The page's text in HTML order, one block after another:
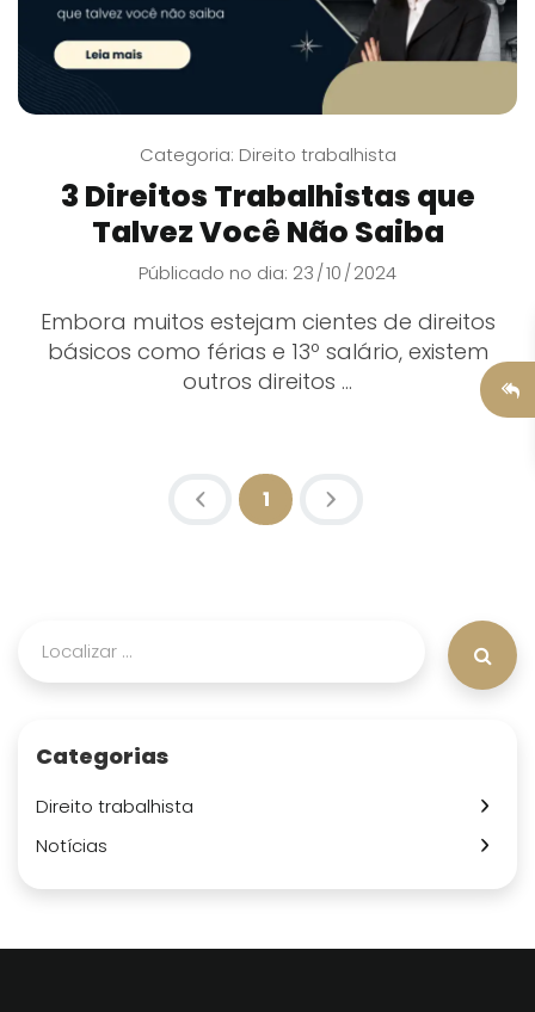
Categoria: Direito trabalhista
3 Direitos Trabalhistas que
Talvez Você Não Saiba
Públicado no dia: 23 /10 / 2024
Embora muitos estejam cientes de direitos
básicos como férias e 13º salário, existem
outros direitos ...
1 (atual)
Categorias
Direito trabalhista
Notícias